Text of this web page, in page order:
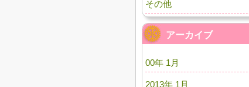
その他
アーカイブ
00年 1月
2013年 1月